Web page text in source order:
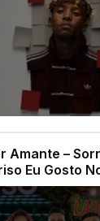
Amante –
Eu Gosto